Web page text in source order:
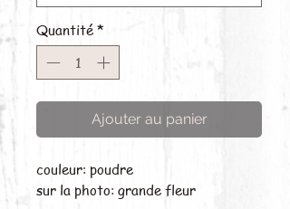
Quantité *
Ajouter au panier
couleur: poudre
sur la photo: grande fleur